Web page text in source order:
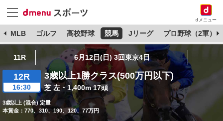
dメニュー
MLB ゴルフ 高校野球 競馬 Jリーグ プロ野球（2軍）
11R 6月12日(日) 3回東京4日
12R
16:30
3歳以上1勝クラス(500万円以下)
芝 左・1,400m 17頭
3歳以上 (混合) 定量
本賞金：770、310、190、120、77万円